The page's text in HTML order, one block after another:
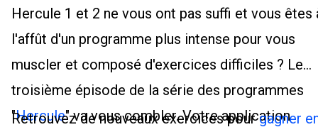
Hercule 1 et 2 ne vous ont pas suffi et vous êtes
l'affût d'un programme plus intense pour vous
muscler et composé d'exercices difficiles ? Le
troisième épisode de la série des programmes
"Hercule" va vous combler. Votre application
Retrouvez de nouveaux exercices pourgagner